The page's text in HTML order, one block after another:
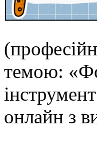
темою:
онлайн з